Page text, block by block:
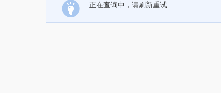
正在查询中，请刷新重试